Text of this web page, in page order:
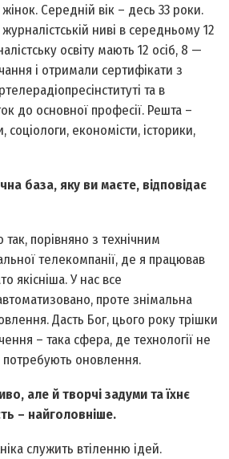
жінок. Середній вік – десь 33 роки.
ниві в середньому 12
освіту мають 12 осіб, 8 —
і отримали сертифікати з
та в
до основної професії. Решта –
соціологи, економісти, історики,
база, яку ви маєте, відповідає
порівняно з технічним
телекомпанії, де я працював
якісніша. У нас все
проте знімальна
Дасть Бог, цього року трішки
– така сфера, де технології не
потребують оновлення.
але й творчі задуми та їхнє
– найголовніше.
служить втіленню ідей.